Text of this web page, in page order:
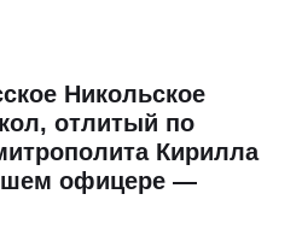
Никольское
отлитый по
Кирилла
офицере —